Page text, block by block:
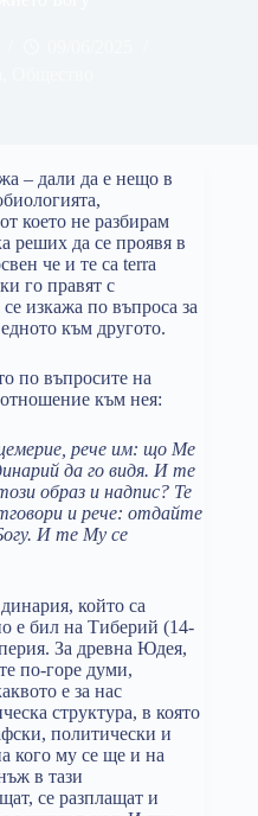
– дали да е нещо в
което не разбирам
реших да се проявя в
че и те са terra
го правят с
изкажа по въпроса за
към другото.
по въпросите на
към нея:
рече им: що Ме
да го видя. И те
образ и надпис? Те
и рече: отдайте
И те Му се
който са
е бил на Тиберий (14-
За древна Юдея,
по-горе думи,
е за нас
структура, в която
политически и
кого му се ще и на
в тази
се разплащат и